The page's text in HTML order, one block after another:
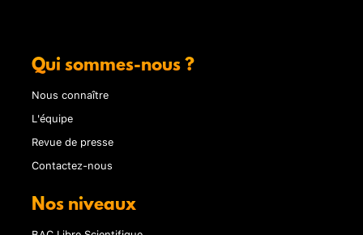
Qui sommes-nous ?
Nous connaître
L'équipe
Revue de presse
Contactez-nous
Nos niveaux